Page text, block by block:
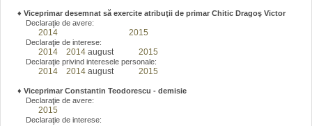
♦ Viceprimar desemnat să exercite atribuţii de primar Chitic Dragoş Victor
Declaraţie de avere:
2014 2015
Declaraţie de interese:
2014 2014 august 2015
Declaraţie privind interesele personale:
2014 2014 august 2015
♦ Viceprimar Constantin Teodorescu - demisie
Declaraţie de avere:
2015
Declaraţie de interese: